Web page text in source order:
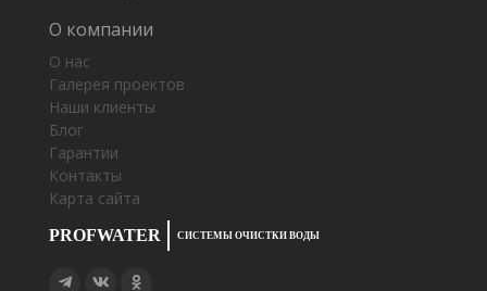
О компании
О нас
Галерея проектов
Наши клиенты
Блог
Гарантии
Контакты
Карта сайта
PROFWATER СИСТЕМЫ ОЧИСТКИ ВОДЫ